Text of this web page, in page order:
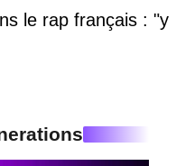
le rap français : "y